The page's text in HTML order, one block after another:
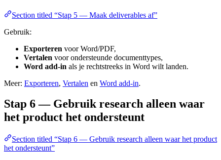
Section titled “Stap 5 — Maak deliverables af”
Gebruik:
Exporteren voor Word/PDF,
Vertalen voor ondersteunde documenttypes,
Word add-in als je rechtstreeks in Word wilt landen.
Meer: Exporteren, Vertalen en Word add-in.
Stap 6 — Gebruik research alleen waar
het product het ondersteunt
Section titled “Stap 6 — Gebruik research alleen waar het product
het ondersteunt”